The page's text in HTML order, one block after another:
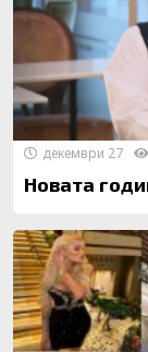
Новата
декември 27